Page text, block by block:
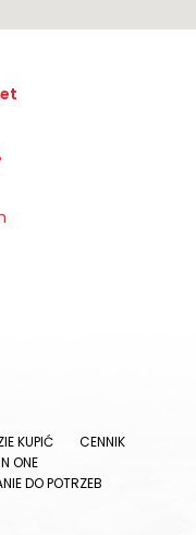
KUPIĆ
CENNIK
ONE
DO POTRZEB